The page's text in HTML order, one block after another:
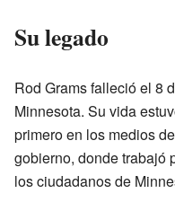
Su legado
Rod Grams falleció el 8
Minnesota. Su vida
primero en los medios
gobierno, donde trabajó
los ciudadanos de